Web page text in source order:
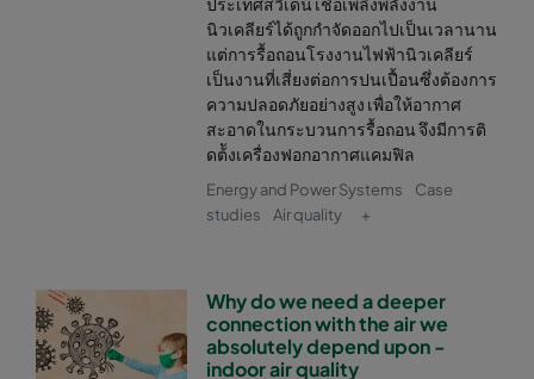
นิวเคลียร์ได้ถูกกำจัดออกไปเป็นเวลานาน
แต่การรื้อถอนโรงงานไฟฟ้านิวเคลียร์
เป็นงานที่เสี่ยงต่อการปนเปื้อนซึ่งต้องการ
ความปลอดภัยอย่างสูง เพื่อให้อากาศ
สะอาดในกระบวนการรื้อถอน จึงมีการติ
ดต้ังเครื่องฟอกอากาศแคมฟิล
Energy and Power Systems
Case
studies
Air quality +
Why do we need a deeper
connection with the air we
absolutely depend upon -
indoor air quality